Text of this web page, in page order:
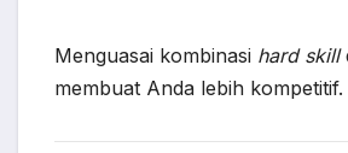
Menguasai kombinasi hard skill
membuat Anda lebih kompetitif.